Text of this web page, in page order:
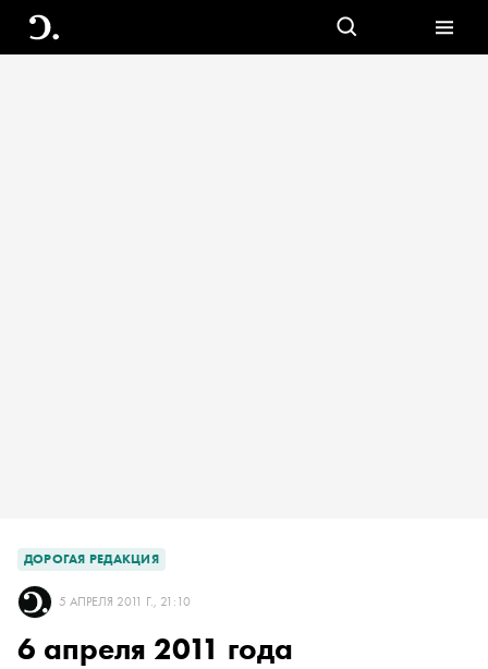
ДОРОГАЯ РЕДАКЦИЯ
5 АПРЕЛЯ 2011 Г., 21:10
6 апреля 2011 года